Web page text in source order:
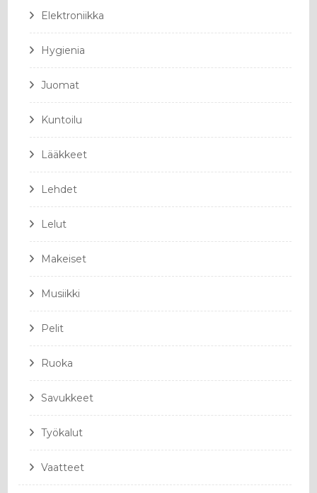
Elektroniikka
Hygienia
Juomat
Kuntoilu
Lääkkeet
Lehdet
Lelut
Makeiset
Musiikki
Pelit
Ruoka
Savukkeet
Työkalut
Vaatteet